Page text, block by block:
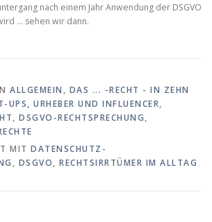
nach einem Jahr Anwendung der DSGVO
… sehen wir dann.
ALLGEMEIN , DAS ... -RECHT - IN ZEHN
UPS, URHEBER UND INFLUENCER,
, DSGVO-RECHTSPRECHUNG,
MIT DATENSCHUTZ-
, DSGVO, RECHTSIRRTÜMER IM ALLTAG